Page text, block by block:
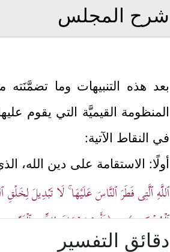
شرح المجلس
بعد هذه التنبيهات وما
المنظومة القيميَّة التي يقوم
في النقاط الآتية:
أولًا: الاستقامة على دين الله،
ٱللَّهِ ٱلَّتِی فَطَرَ ٱلنَّاسَ عَلَيْهَا ۚ لَا تَبۡدِیلَ
ٱلۡمُشۡرِكِینَ﴾،﴿فَأَقِمۡ وَجۡهَكَ لِلدِّینِ ٱلۡقَیِّمِ مِن
وهنا تنبيهٌ إلى التلازُم
دقائق التفسير